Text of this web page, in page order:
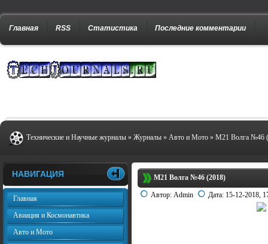
Главная RSS Статистика Последние комментарии
Технические и Научные журналы » Журналы » Авто и Мото » М21 Волга №46
М21 Волга №46 (2018)
Автор: Admin Дата: 15-12-2018,
НАВИГАЦИЯ
Главная
Авиация и Космонавтика
Авто и Мото